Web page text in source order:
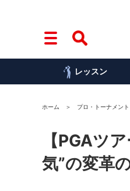
レッスン
ホーム プロ・トーナメント
【PGAツ
気”の変革